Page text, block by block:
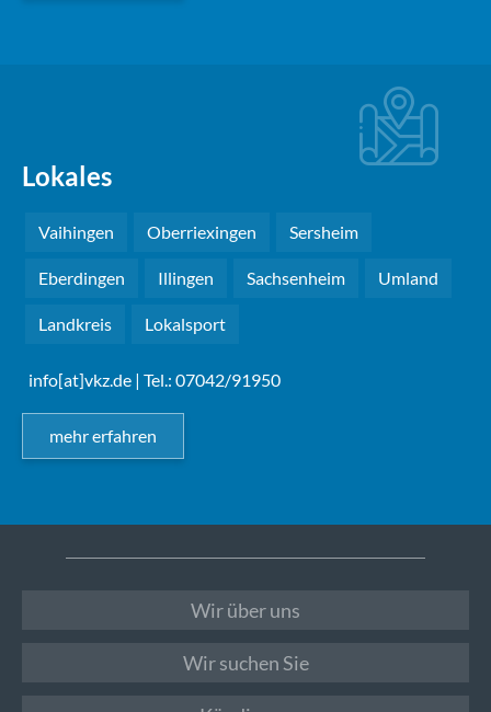
Lokales
Vaihingen Oberriexingen Sersheim
Eberdingen Illingen Sachsenheim Umland
Landkreis Lokalsport
info[at]vkz.de | Tel.: 07042/91950
mehr erfahren
Wir über uns
Wir suchen Sie